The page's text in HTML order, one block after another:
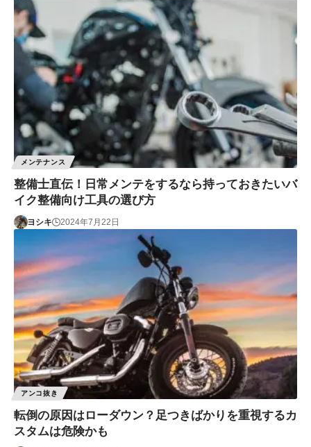
メンテナンス
整備士直伝！日常メンテをするなら持っておきたいバ
イク整備向け工具の選び方
ヨシキ 2024年7月22日
アンコ抜き
転倒の原因はローダウン？足つきばかりを重視するカ
スタムは危険かも